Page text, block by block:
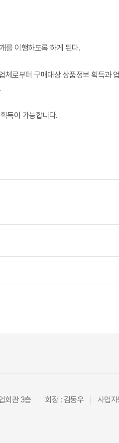
를 이행하도록 하게 된다.
체로부터 구매대상 상품정보 획득과
득이 가능합니다.
회관 3층 회장 : 김동우
사업